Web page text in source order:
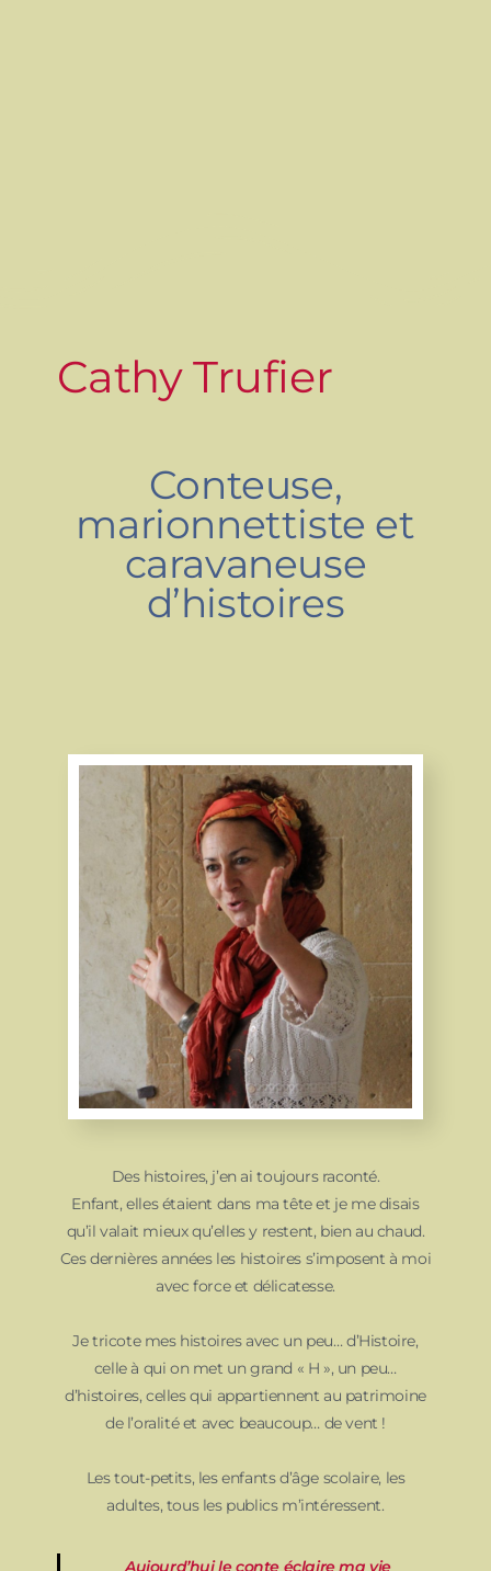
Cathy Trufier
Conteuse,
marionnettiste et
caravaneuse
d’histoires
Des histoires, j’en ai toujours raconté.
Enfant, elles étaient dans ma tête et je me disais
qu’il valait mieux qu’elles y restent, bien au chaud.
Ces dernières années les histoires s’imposent à moi
avec force et délicatesse.
Je tricote mes histoires avec un peu… d’Histoire,
celle à qui on met un grand « H », un peu…
d’histoires, celles qui appartiennent au patrimoine
de l’oralité et avec beaucoup… de vent !
Les tout-petits, les enfants d’âge scolaire, les
adultes, tous les publics m’intéressent.
Aujourd’hui le conte éclaire ma vie